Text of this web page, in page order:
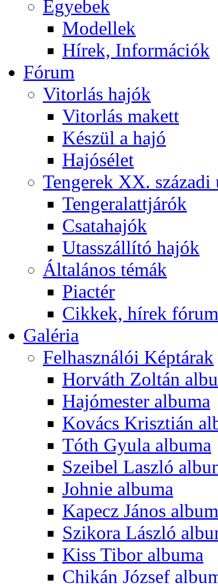
Egyebek
Modellek
Hírek, Információk
Fórum
Vitorlás hajók
Vitorlás makett
Készül a hajó
Hajósélet
Tengerek XX. századi
Tengeralattjárók
Csatahajók
Utasszállító hajók
Általános témák
Piactér
Cikkek, hírek
Galéria
Felhasználói Képtárak
Horváth Zoltán
Hajómester albuma
Kovács Krisztián
Tóth Gyula albuma
Szeibel Laszló
Johnie albuma
Kapecz János
Szikora László
Kiss Tibor albuma
Chikán József